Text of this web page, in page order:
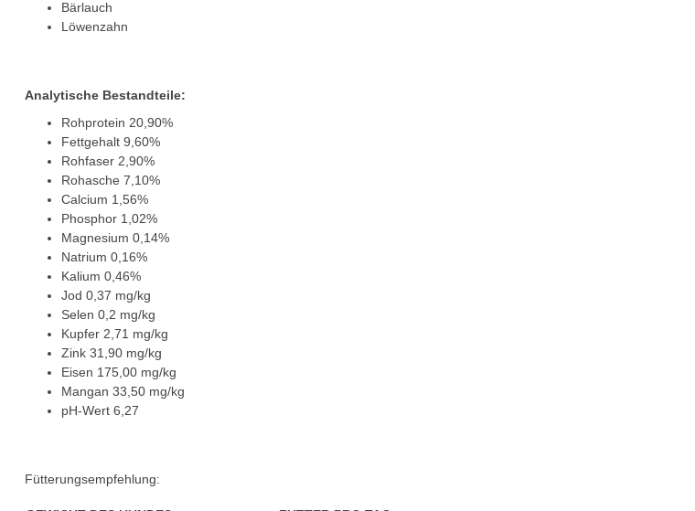
Bärlauch
Löwenzahn
Analytische Bestandteile:
Rohprotein 20,90%
Fettgehalt 9,60%
Rohfaser 2,90%
Rohasche 7,10%
Calcium 1,56%
Phosphor 1,02%
Magnesium 0,14%
Natrium 0,16%
Kalium 0,46%
Jod 0,37 mg/kg
Selen 0,2 mg/kg
Kupfer 2,71 mg/kg
Zink 31,90 mg/kg
Eisen 175,00 mg/kg
Mangan 33,50 mg/kg
pH-Wert 6,27
Fütterungsempfehlung: